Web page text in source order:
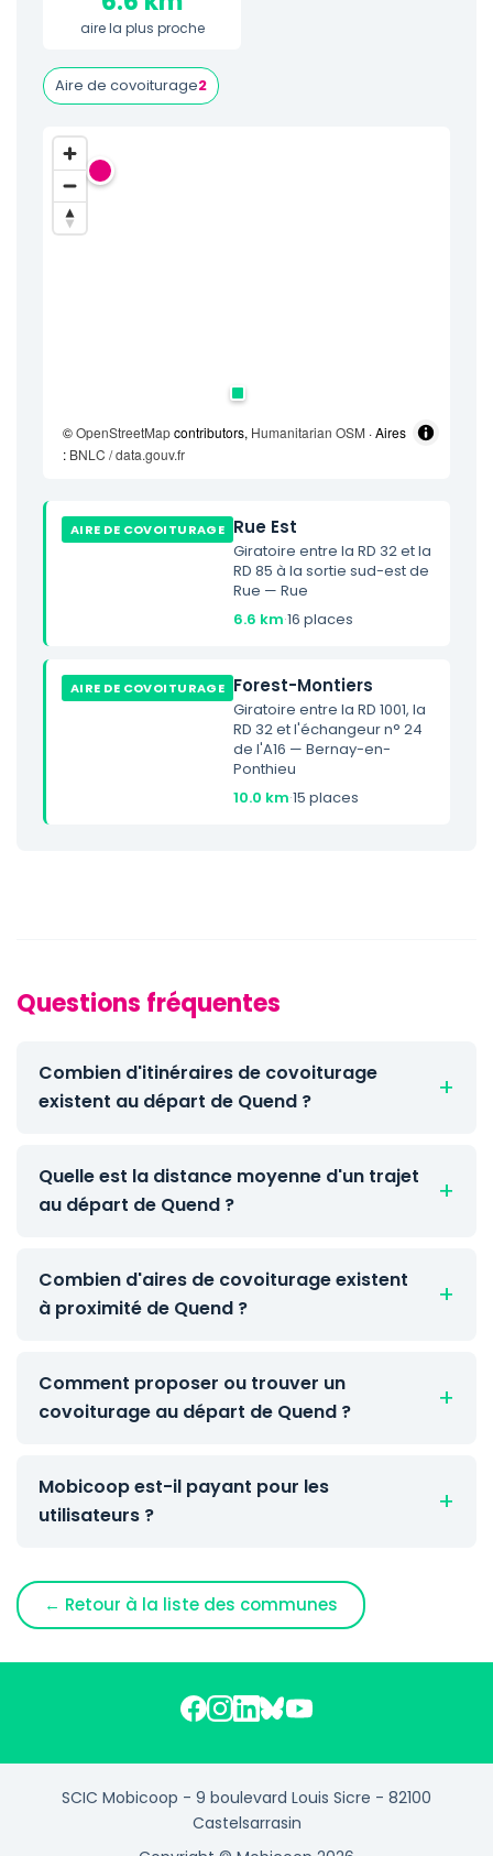
aire la plus proche
Aire de covoiturage2
©OpenStreetMapcontributors, Humanitarian OSM · Aires
: BNLC / data.gouv.fr
AIRE DE COVOITURAGE Rue Est
Giratoire entre la RD 32 et la
RD 85 à la sortie sud-est de
Rue — Rue
6.6 km·16 places
AIRE DE COVOITURAGE Forest-Montiers
Giratoire entre la RD 1001, la
RD 32 et l'échangeur n° 24
de l'A16 — Bernay-en-
Ponthieu
10.0 km·15 places
Questions fréquentes
Combien d'itinéraires de covoiturage
existent au départ de Quend ?
Quelle est la distance moyenne d'un trajet
au départ de Quend ?
Combien d'aires de covoiturage existent
à proximité de Quend ?
Comment proposer ou trouver un
covoiturage au départ de Quend ?
Mobicoop est-il payant pour les
utilisateurs ?
← Retour à la liste des communes
SCIC Mobicoop - 9 boulevard Louis Sicre - 82100
Castelsarrasin